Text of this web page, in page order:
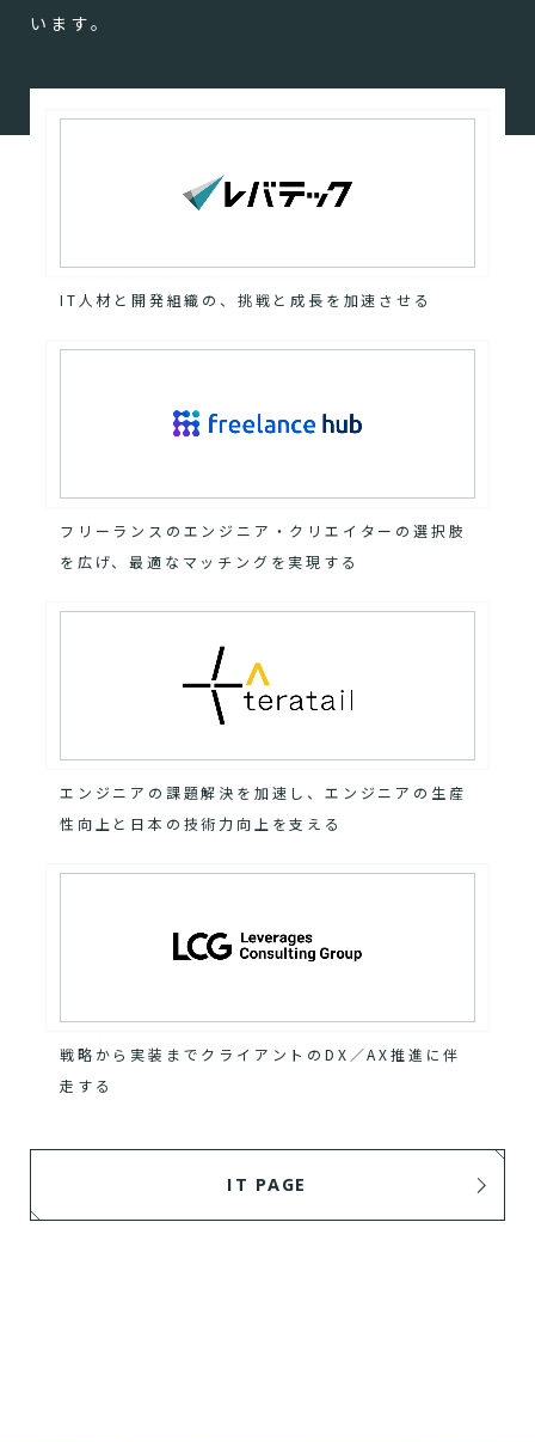
います。
IT人材と開発組織の、挑戦と成長を加速させる
フリーランスのエンジニア・クリエイターの選択肢
を広げ、最適なマッチングを実現する
エンジニアの課題解決を加速し、エンジニアの生産
性向上と日本の技術力向上を支える
戦略から実装までクライアントのDX／AX推進に伴
走する
IT PAGE